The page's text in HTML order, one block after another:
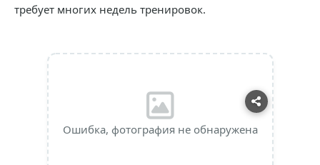
требует многих недель тренировок.
Ошибка, фотография не обнаружена